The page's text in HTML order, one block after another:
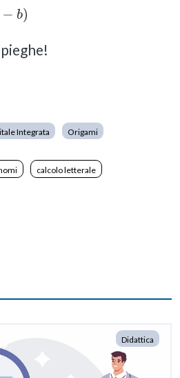
Integrata Origami
calcolo letterale
Didattica